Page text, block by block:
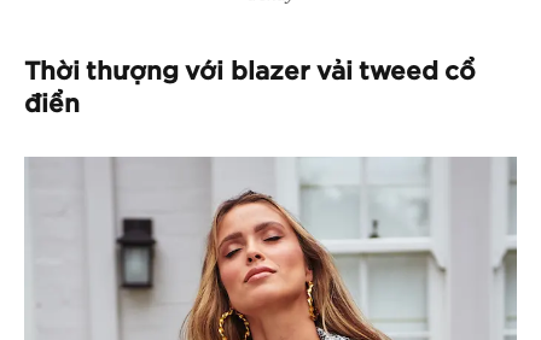
Thời thượng với blazer vải tweed cổ
điển